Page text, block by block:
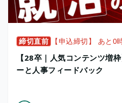
締切直前 【申込締切】 あと0
【28卒｜人気コンテンツ増
ーと人事フィードバック